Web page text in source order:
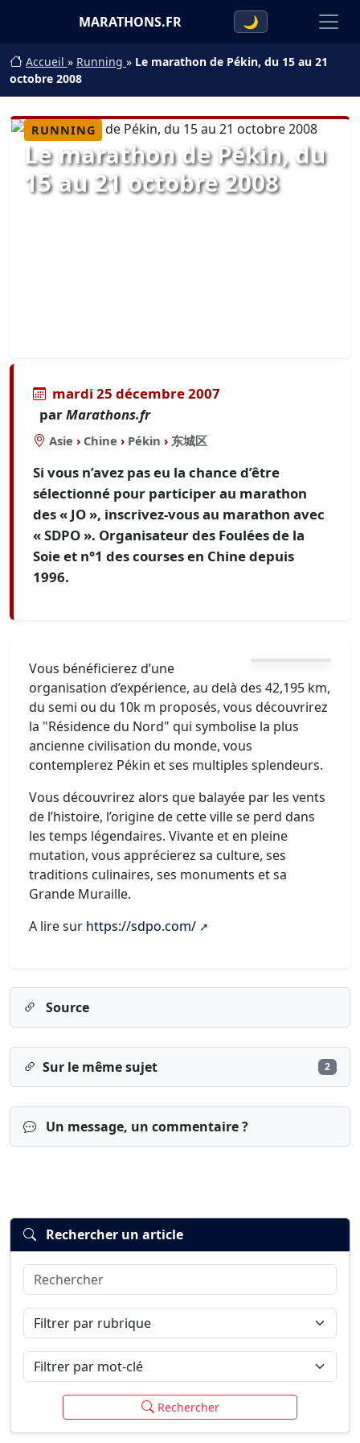
MARATHONS.FR 🌙
Accueil » Running » Le marathon de Pékin, du 15 au 21
octobre 2008
RUNNING
Le marathon de Pékin, du
15 au 21 octobre 2008
mardi 25 décembre 2007
parMarathons.fr
Asie › Chine › Pékin › 东城区
Si vous n’avez pas eu la chance d’être
sélectionné pour participer au marathon
des « JO », inscrivez-vous au marathon avec
« SDPO ». Organisateur des Foulées de la
Soie et n°1 des courses en Chine depuis
1996.
Vous bénéficierez d’une
organisation d’expérience, au delà des 42,195 km,
du semi ou du 10k m proposés, vous découvrirez
la "Résidence du Nord" qui symbolise la plus
ancienne civilisation du monde, vous
contemplerez Pékin et ses multiples splendeurs.
Vous découvrirez alors que balayée par les vents
de l’histoire, l’origine de cette ville se perd dans
les temps légendaires. Vivante et en pleine
mutation, vous apprécierez sa culture, ses
traditions culinaires, ses monuments et sa
Grande Muraille.
A lire sur https://sdpo.com/
Source
Sur le même sujet 2
Un message, un commentaire ?
Connexion
Rechercher un article
Rechercher
Filtrer par rubrique
Filtrer par mot-clé
Rechercher